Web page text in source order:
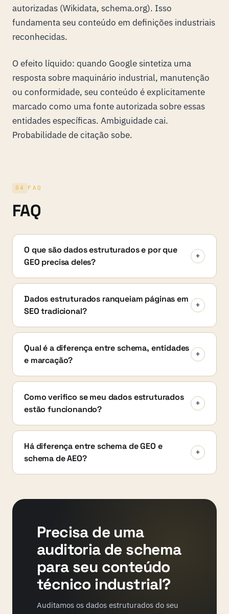
autorizadas (Wikidata, schema.org). Isso
fundamenta seu conteúdo em definições industriais
reconhecidas.
O efeito líquido: quando Google sintetiza uma
resposta sobre maquinário industrial, manutenção
ou conformidade, seu conteúdo é explicitamente
marcado como uma fonte autorizada sobre essas
entidades específicas. Ambiguidade cai.
Probabilidade de citação sobe.
04 FAQ
FAQ
O que são dados estruturados e por que
GEO precisa deles?
+
Dados estruturados ranqueiam páginas em
SEO tradicional?
+
Qual é a diferença entre schema, entidades
e marcação?
+
Como verifico se meu dados estruturados
estão funcionando?
+
Há diferença entre schema de GEO e
schema de AEO?
+
Precisa de uma
auditoria de schema
para seu conteúdo
técnico industrial?
Auditamos os dados estruturados do seu